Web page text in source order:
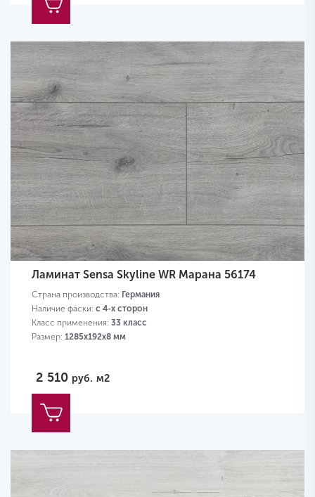
Ламинат Sensa Skyline WR Марана 56174
Страна производства: Германия
Наличие фаски: с 4-х сторон
Класс применения: 33 класс
Размер: 1285х192х8 мм
2 510 руб. м2